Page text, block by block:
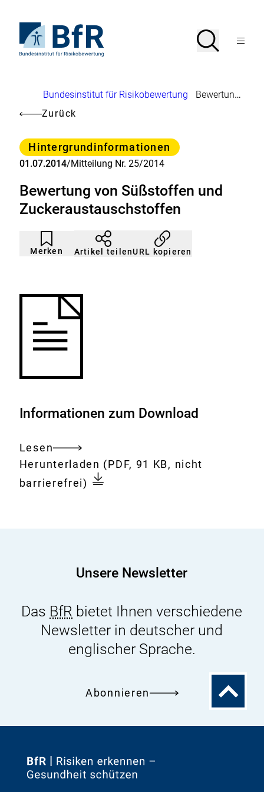
Seiteninhalt
springenStartseite
von
Suche
SucheMenü
Brotkrumennavigation
Bundesinstitut für Risikobewertung
Bewertung von Süßstoffen und Zuckeraustauschstoffen
Zurück
Kategorie
Hintergrundinformationen
01.07.2014/Mitteilung Nr. 25/2014
Bewertung von Süßstoffen und
Zuckeraustauschstoffen
Merken
Artikel
nicht
gemerkt
Durch
Klicken
der
Artikel teilenURL kopieren
Informationen zum Download
Lesen
Gesamtes
Dokument
Download:
Herunterladen Bewertung
von
(PDF, 91 KB, nicht
barrierefrei)
Unsere Newsletter
Das BfR bietet Ihnen verschiedene
Newsletter in deutscher und
englischer Sprache.
Abonnieren
Zum
Zur